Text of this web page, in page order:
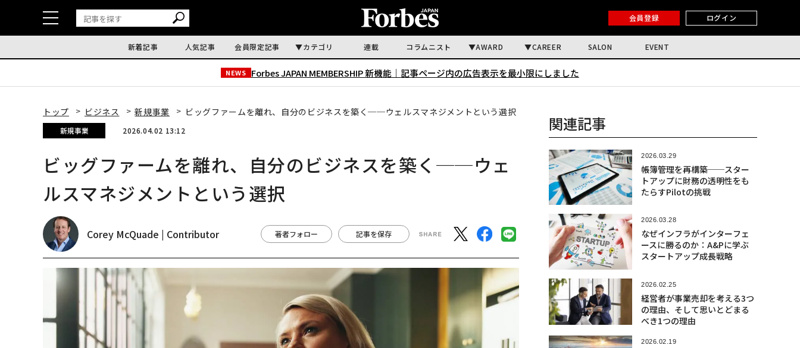
会員登録 ログイン
新着記事 人気記事 会員限定記事 カテゴリ 連載 コラムニスト AWARD CAREER SALON EVENT
NEWS Forbes JAPAN MEMBERSHIP 新機能｜ 記事ページ内の広告表示を最小限にしました
トップ ビジネス 新規事業 ビッグファームを離れ、自分のビジネスを築く──ウェルスマネジメントという選択
新規事業 2026.04.02 13:12
ビッグファームを離れ、自分のビジネスを築く──ウェ
ルスマネジメントという選択
Corey McQuade | Contributor 著者フォロー 記事を保存
関連記事
2026.03.29
帳簿管理を再構築──スター
トアップに財務の透明性をも
たらすPilotの挑戦
2026.03.28
なぜインフラがインターフェ
ースに勝るのか：A&Pに学ぶ
スタートアップ成長戦略
2026.02.25
経営者が事業売却を考える3つ
の理由、そして思いとどまる
べき1つの理由
2026.02.19